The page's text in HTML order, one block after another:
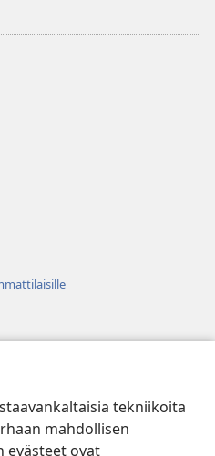
tekniikoita
mahdollisen
evästeet ovat